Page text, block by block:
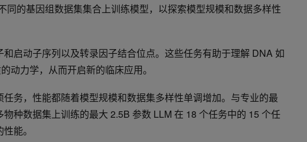
同的基因组数据集集合上训练模型，以探索模型规模和数据多样性
启动子序列以及转录因子结合位点。这些任务有助于理解 DNA 如
动力学，从而开启新的临床应用。
务，性能都随着模型规模和数据集多样性单调增加。与专业的最
种数据集上训练的最大 2.5B 参数 LLM 在 18 个任务中的 15 个任
能。